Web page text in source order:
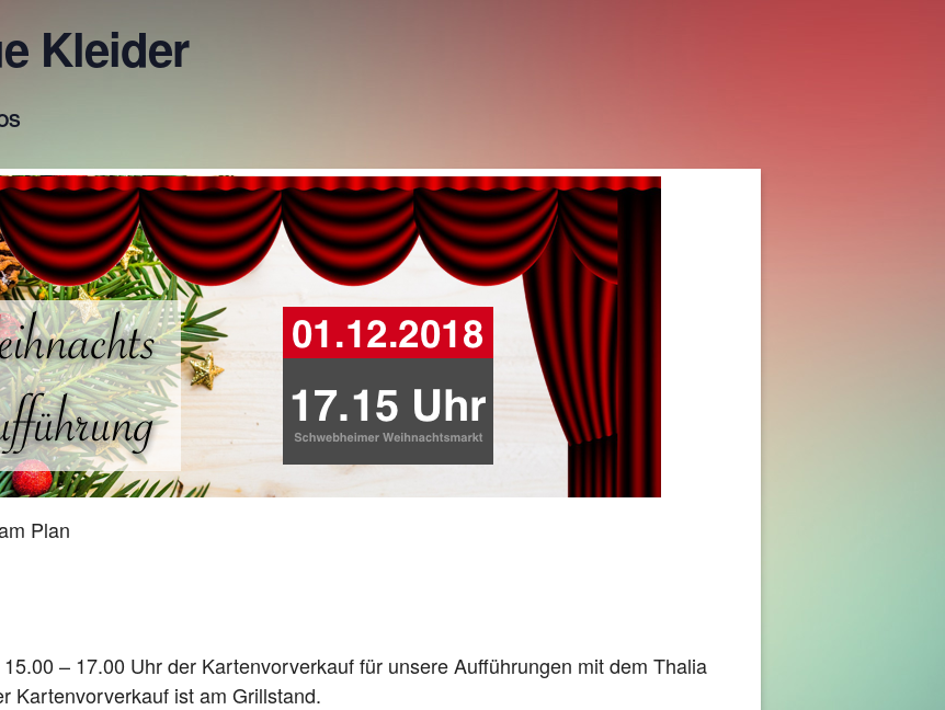
Kleider
Plan
– 17.00 Uhr der Kartenvorverkauf für unsere Aufführungen mit dem Thalia
Kartenvorverkauf ist am Grillstand.